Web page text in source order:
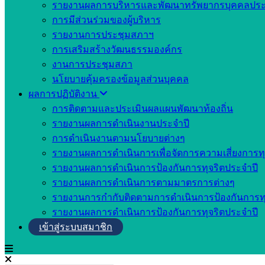
รายงานผลการบริหารและพัฒนาทรัพยากรบุคคลปร
การมีส่วนร่วมของผู้บริหาร
รายงานการประชุมสภาฯ
การเสริมสร้างวัฒนธรรมองค์กร
งานการประชุมสภา
นโยบายคุ้มครองข้อมูลส่วนบุคคล
ผลการปฏิบัติงาน
การติดตามและประเมินผลแผนพัฒนาท้องถิ่น
รายงานผลการดำเนินงานประจำปี
การดำเนินงานตามนโยบายต่างๆ
รายงานผลการดำเนินการเพื่อจัดการความเสี่ยงการ
รายงานผลการดำเนินการป้องกันการทุจริตประจำปี
รายงานผลการดำเนินการตามมาตรการต่างๆ
รายงานการกำกับติดตามการดำเนินการป้องกันการ
รายงานผลการดำเนินการป้องกันการทุจริตประจำปี
เข้าสู่ระบบสมาชิก